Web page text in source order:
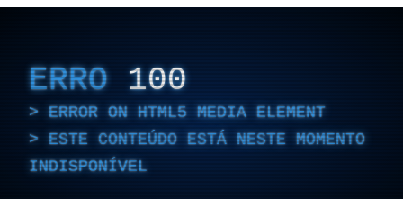
ERRO 100
ERROR ON HTML5 MEDIA ELEMENT
ESTE CONTEÚDO ESTÁ NESTE MOMENTO
INDISPONÍVEL